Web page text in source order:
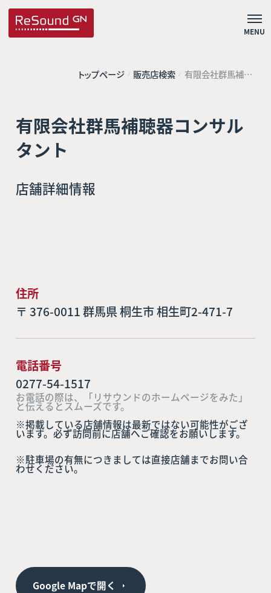
MENU
トップページ 販売店検索 有限会社群馬補聴
器コンサルタント
有限会社群馬補聴器コンサル
タント
店舗詳細情報
住所
〒 376-0011 群馬県 桐生市 相生町2-471-7
電話番号
0277-54-1517
お電話の際は、「リサウンドのホームページをみた」
と伝えるとスムーズです。
※掲載している店舗情報は最新ではない可能性がござ
います。必ず訪問前に店舗へご確認をお願いします。
※駐車場の有無につきましては直接店舗までお問い合
わせください。
Google Mapで開く